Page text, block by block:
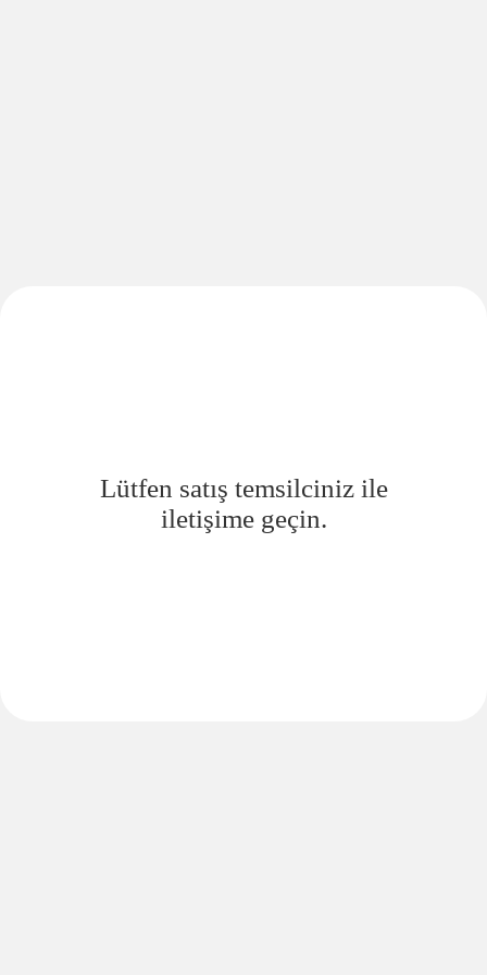
Lütfen satış temsilciniz ile
iletişime geçin.